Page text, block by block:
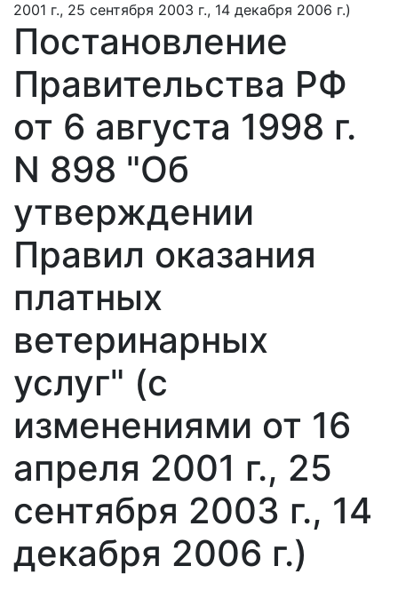
2001 г., 25 сентября 2003 г., 14 декабря 2006 г.)
Постановление
Правительства РФ
от 6 августа 1998 г.
N 898 "Об
утверждении
Правил оказания
платных
ветеринарных
услуг" (с
изменениями от 16
апреля 2001 г., 25
сентября 2003 г., 14
декабря 2006 г.)